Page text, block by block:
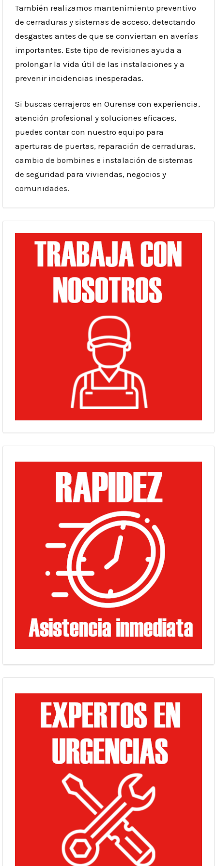
También realizamos mantenimiento preventivo
de cerraduras y sistemas de acceso, detectando
desgastes antes de que se conviertan en averías
importantes. Este tipo de revisiones ayuda a
prolongar la vida útil de las instalaciones y a
prevenir incidencias inesperadas.
Si buscas cerrajeros en Ourense con experiencia,
atención profesional y soluciones eficaces,
puedes contar con nuestro equipo para
aperturas de puertas, reparación de cerraduras,
cambio de bombines e instalación de sistemas
de seguridad para viviendas, negocios y
comunidades.